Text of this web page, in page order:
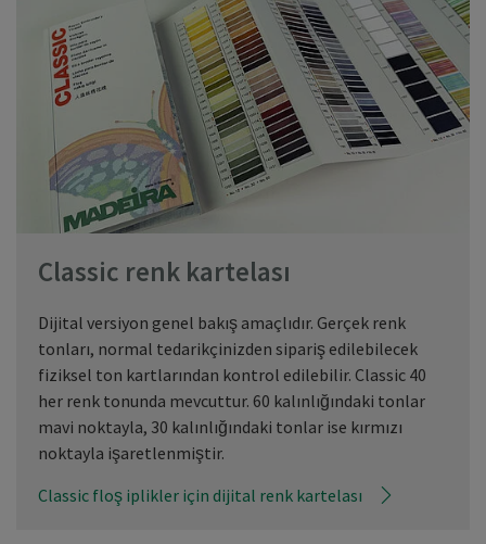
Classic renk kartelası
Dijital versiyon genel bakış amaçlıdır. Gerçek renk
tonları, normal tedarikçinizden sipariş edilebilecek
fiziksel ton kartlarından kontrol edilebilir. Classic 40
her renk tonunda mevcuttur. 60 kalınlığındaki tonlar
mavi noktayla, 30 kalınlığındaki tonlar ise kırmızı
noktayla işaretlenmiştir.
Classic floş iplikler için dijital renk kartelası